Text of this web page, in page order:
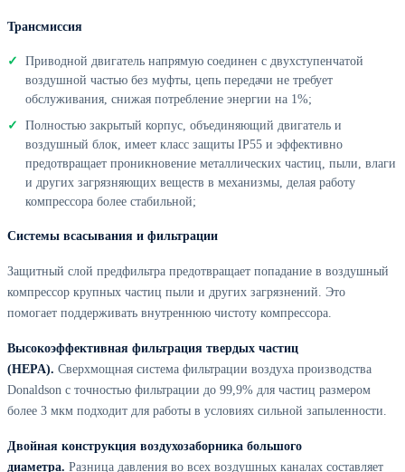
Трансмиссия
Приводной двигатель напрямую соединен с двухступенчатой
воздушной частью без муфты, цепь передачи не требует
обслуживания, снижая потребление энергии на 1%;
Полностью закрытый корпус, объединяющий двигатель и
воздушный блок, имеет класс защиты IP55 и эффективно
предотвращает проникновение металлических частиц, пыли, влаги
и других загрязняющих веществ в механизмы, делая работу
компрессора более стабильной;
Системы всасывания и фильтрации
Защитный слой предфильтра предотвращает попадание в воздушный
компрессор крупных частиц пыли и других загрязнений. Это
помогает поддерживать внутреннюю чистоту компрессора.
Высокоэффективная фильтрация твердых частиц
(HEPA). Сверхмощная система фильтрации воздуха производства
Donaldson с точностью фильтрации до 99,9% для частиц размером
более 3 мкм подходит для работы в условиях сильной запыленности.
Двойная конструкция воздухозаборника большого
диаметра. Разница давления во всех воздушных каналах составляет